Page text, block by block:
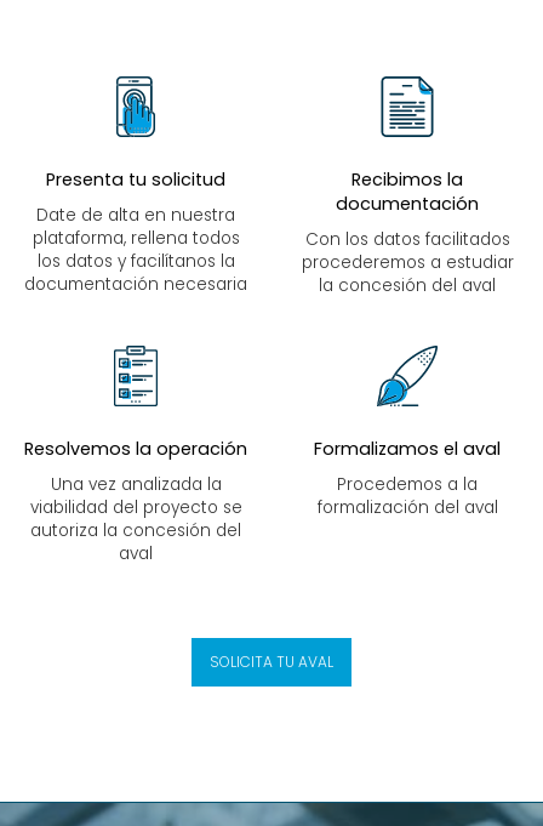
Presenta tu solicitud
Date de alta en nuestra
plataforma, rellena todos
los datos y facilítanos la
documentación necesaria
Recibimos la
documentación
Con los datos facilitados
procederemos a estudiar
la concesión del aval
Resolvemos la operación
Una vez analizada la
viabilidad del proyecto se
autoriza la concesión del
aval
Formalizamos el aval
Procedemos a la
formalización del aval
SOLICITA TU AVAL